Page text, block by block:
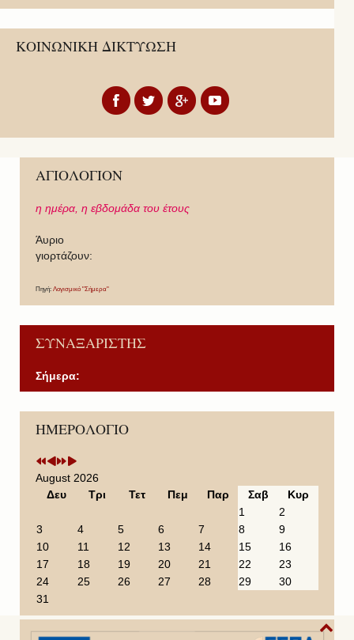
ΚΟΙΝΩΝΙΚΗ ΔΙΚΤΥΩΣΗ
ΑΓΙΟΛΟΓΙΟΝ
η ημέρα, η εβδομάδα του έτους
Άυριο
γιορτάζουν:
Πηγή: Λογισμικό "Σήμερα"
ΣΥΝΑΞΑΡΙΣΤΗΣ
Σήμερα:
ΗΜΕΡΟΛΟΓΙΟ
P
r
v
i
e
a
r
P
r
v
i
o
o
t
h
N
e
t
Y
e
N
e
t
M
August 2026
Δευ
Τρι Τετ Πεμ Παρ Σαβ
Κυρ
1
2
3
4 5 6 7 8
9
10
11 12 13 14 15
16
17
18 19 20 21 22
23
24
25 26 27 28 29
30
31